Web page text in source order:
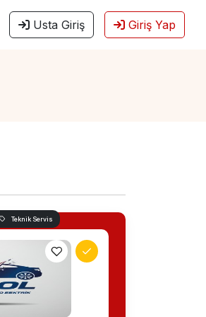
Usta Giriş Giriş Yap
Teknik Servis